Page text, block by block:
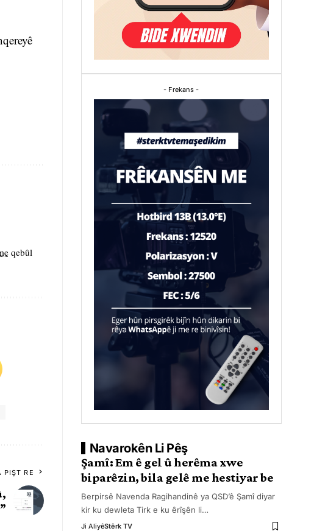
qebûl
PIŞT RE
- Frekans -
Navarokên Li Pêş
Şamî: Em ê gel û herêma xwe
biparêzin, bila gelê me hestiyar be
Berpirsê Navenda Ragihandinê ya QSD’ê Şamî diyar
kir ku dewleta Tirk e ku êrîşên li…
Ji AliyêStêrk TV